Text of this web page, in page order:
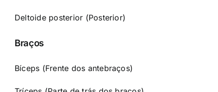
Deltoide posterior (Posterior)
Braços
Bíceps (Frente dos antebraços)